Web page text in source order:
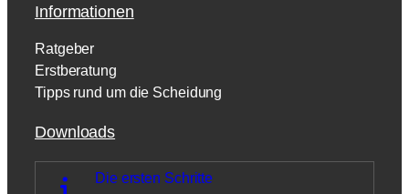
Informationen
Ratgeber
Erstberatung
Tipps rund um die Scheidung
Downloads
Die ersten Schritte